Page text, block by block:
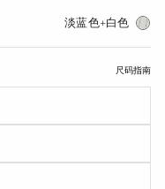
淡蓝色+白色
尺码指南